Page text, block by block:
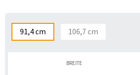
91,4 cm 106,7 cm
BREITE